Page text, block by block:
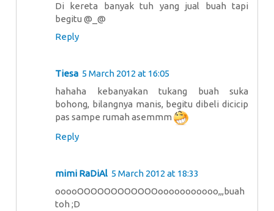
Di kereta banyak tuh yang jual buah tapi
begitu @_@
Reply
Tiesa 5 March 2012 at 16:05
hahaha kebanyakan tukang buah suka
bohong, bilangnya manis, begitu dibeli dicicip
pas sampe rumah asemmm
Reply
mimi RaDiAl 5 March 2012 at 18:33
ooooOOOOOOOOOOOOooooooooooo,,,buah
toh ;D